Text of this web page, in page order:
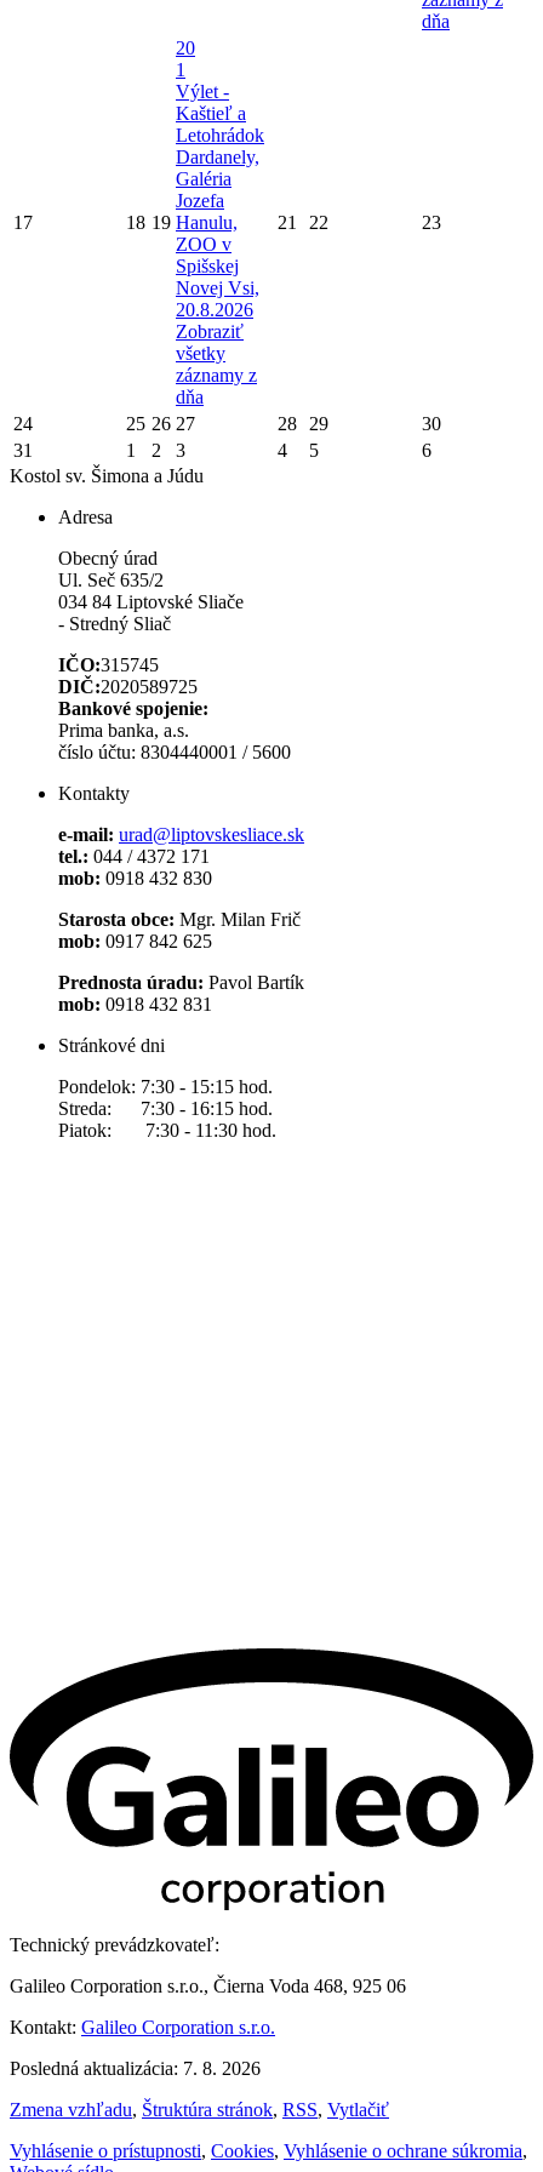
dňa
17 18 19
20
1
Výlet -
Kaštieľ a
Letohrádok
Dardanely,
Galéria
Jozefa
Hanulu,
ZOO v
Spišskej
Novej Vsi,
20.8.2026
Zobraziť
všetky
záznamy z
dňa
21 22 23
24 25 26 27 28 29
30
31
1 2 3 4 5
6
Kostol sv. Šimona a Júdu
Adresa
Obecný úrad
Ul. Seč 635/2
034 84 Liptovské Sliače
- Stredný Sliač
IČO:315745
DIČ:2020589725
Bankové spojenie:
Prima banka, a.s.
číslo účtu: 8304440001 / 5600
Kontakty
e-mail: urad@liptovskesliace.sk
tel.: 044 / 4372 171
mob: 0918 432 830
Starosta obce: Mgr. Milan Frič
mob: 0917 842 625
Prednosta úradu: Pavol Bartík
mob: 0918 432 831
Stránkové dni
Pondelok: 7:30 - 15:15 hod.
Streda: 7:30 - 16:15 hod.
Piatok: 7:30 - 11:30 hod.
Technický prevádzkovateľ:
Galileo Corporation s.r.o., Čierna Voda 468, 925 06
Kontakt: Galileo Corporation s.r.o.
Posledná aktualizácia: 7. 8. 2026
Zmena vzhľadu, Štruktúra stránok, RSS, Vytlačiť
Vyhlásenie o prístupnosti, Cookies, Vyhlásenie o ochrane súkromia,